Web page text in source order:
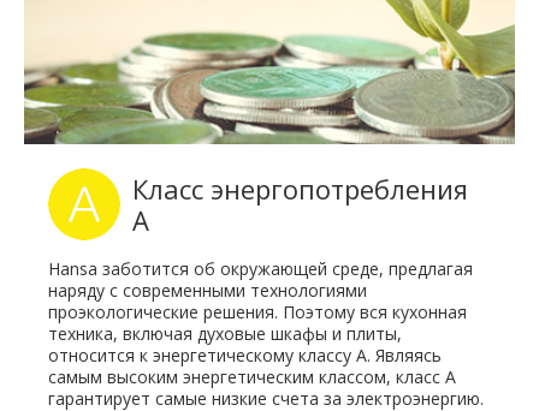
Класс энергопотребления
A
Hansa заботится об окружающей среде, предлагая
наряду с современными технологиями
проэкологические решения. Поэтому вся кухонная
техника, включая духовые шкафы и плиты,
относится к энергетическому классу A. Являясь
самым высоким энергетическим классом, класс A
гарантирует самые низкие счета за электроэнергию.